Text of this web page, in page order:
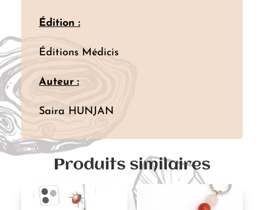
Édition :
Éditions Médicis
Auteur :
Saira HUNJAN
Produits similaires